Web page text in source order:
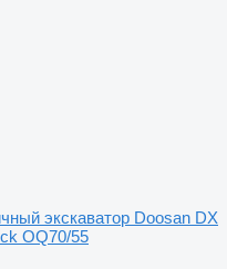
экскаватор Doosan DX
OQ70/55